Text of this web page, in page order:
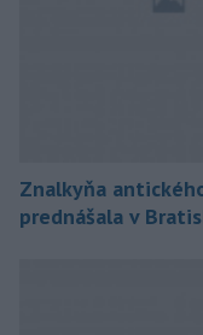
Znalkyňa
prednášala v